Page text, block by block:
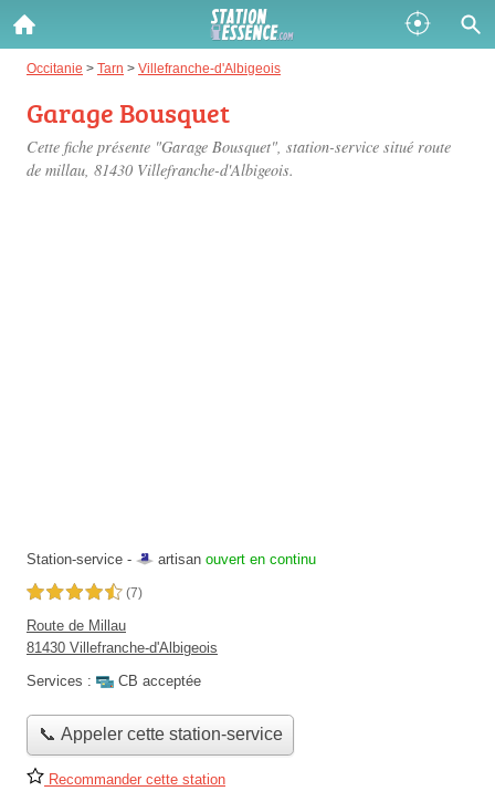
Occitanie > Tarn > Villefranche-d'Albigeois
Garage Bousquet
Cette fiche présente "Garage Bousquet", station-service situé route
de millau, 81430 Villefranche-d'Albigeois.
Station-service - artisan ouvert en continu
4,5 étoiles sur 5 (7)
Route de Millau
81430 Villefranche-d'Albigeois
Services :
CB acceptée
📞 Appeler cette station-service
Recommander cette station
Gazole :
Disponible
SP 98 :